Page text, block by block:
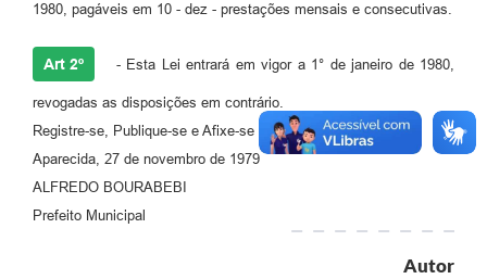
Jornal
Agenda
Diário Oficial
1980, pagáveis em 10 - dez - prestações mensais e consecutivas.
Art 2º - Esta Lei entrará em vigor a 1° de janeiro de 1980,
revogadas as disposições em contrário.
Registre-se, Publique-se e Afixe-se
Aparecida, 27 de novembro de 1979
ALFREDO BOURABEBI
Prefeito Municipal
Autor